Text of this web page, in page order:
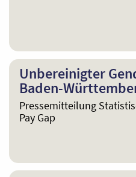
Unbereinigter
Baden-
Pressemitteilung
Pay Gap